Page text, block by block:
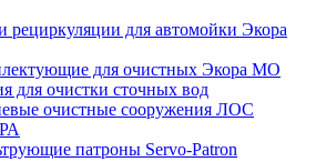
рециркуляции для автомойки Экора
для очистных Экора МО
для очистки сточных вод
очистные сооружения ЛОС
патроны Servo-Patron